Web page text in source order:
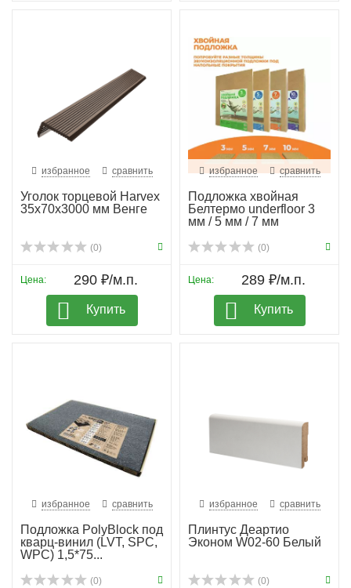
избранное сравнить
Уголок торцевой Harvex
35х70х3000 мм Венге
(0)
Цена: 290 ₽/м.п.
Купить
избранное сравнить
Подложка хвойная
Белтермо underfloor 3
мм / 5 мм / 7 мм
(0)
Цена: 289 ₽/м.п.
Купить
избранное сравнить
Подложка PolyBlock под
кварц-винил (LVT, SPC,
WPC) 1,5*75...
(0)
избранное сравнить
Плинтус Деартио
Эконом W02-60 Белый
(0)